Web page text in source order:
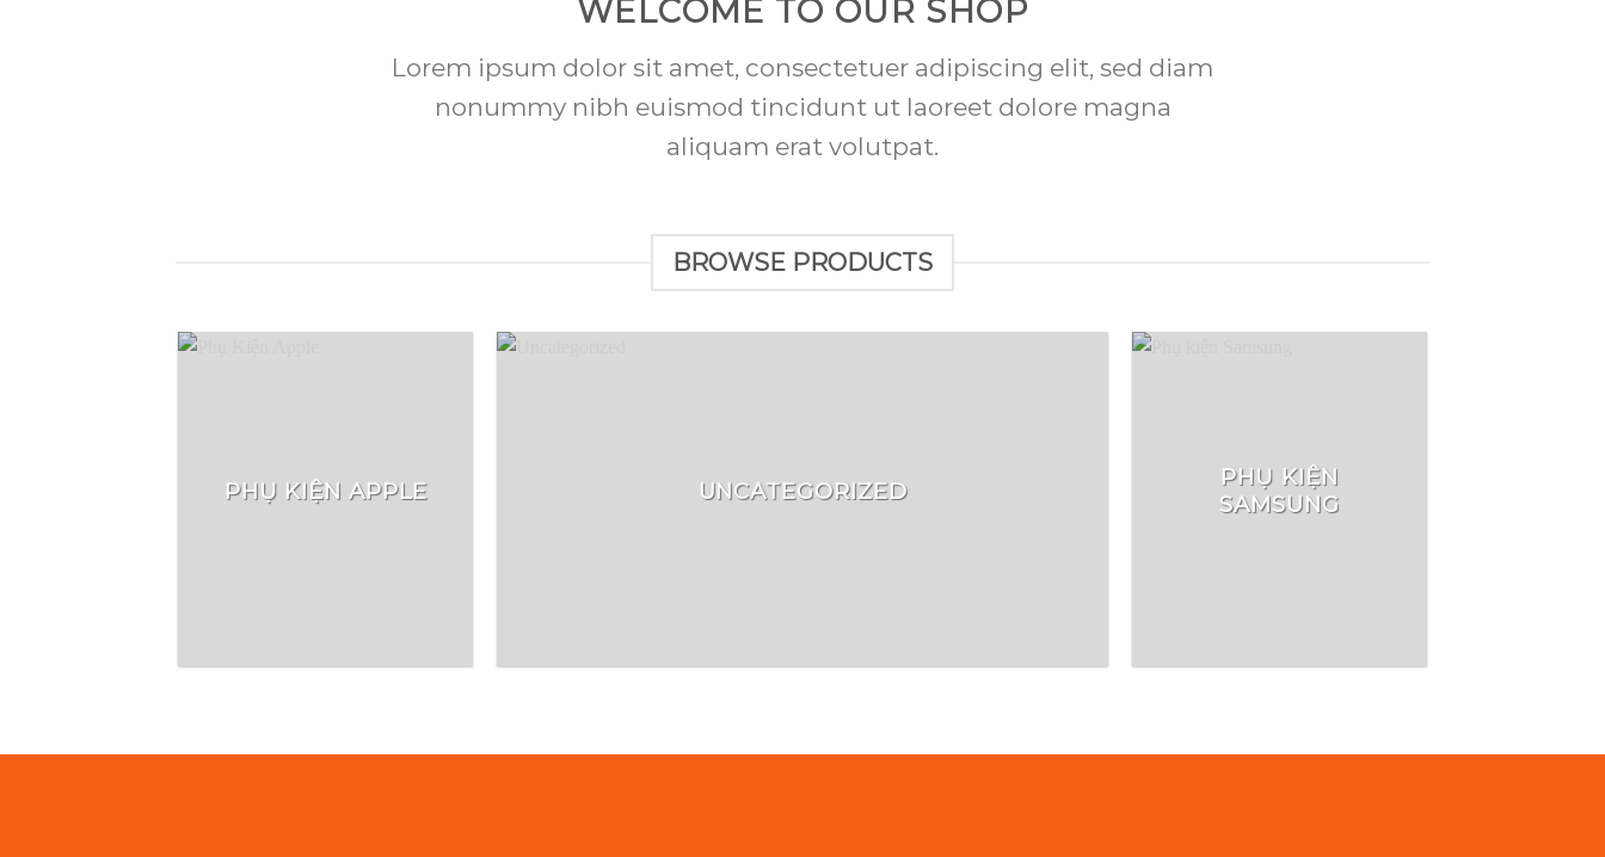
WELCOME TO OUR SHOP
Lorem ipsum dolor sit amet, consectetuer adipiscing elit, sed diam
nonummy nibh euismod tincidunt ut laoreet dolore magna
aliquam erat volutpat.
BROWSE PRODUCTS
PHỤ KIỆN APPLE UNCATEGORIZED
PHỤ KIỆN
SAMSUNG